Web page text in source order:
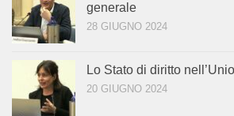
generale
28 GIUGNO 2024
Lo Stato di diritto
20 GIUGNO 2024